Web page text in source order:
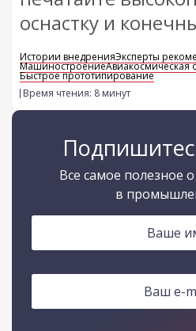
оснастку и
Истории внедренияЭксперты
МашиностроениеАвиакосмическая
Быстрое прототипирование
Время чтения: 8 минут
Все самое полезное о
в